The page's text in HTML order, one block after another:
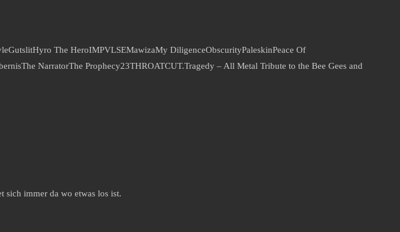
GutslitHyro The HeroIMPVLSEMawizaMy DiligenceObscurityPaleskinPeace Of
The NarratorThe Prophecy23THROATCUT.Tragedy – All Metal Tribute to the Bee Gees and
sich immer da wo etwas los ist.